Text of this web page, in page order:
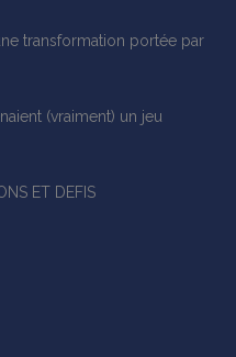
transformation portée par
(vraiment) un jeu
ET DEFIS